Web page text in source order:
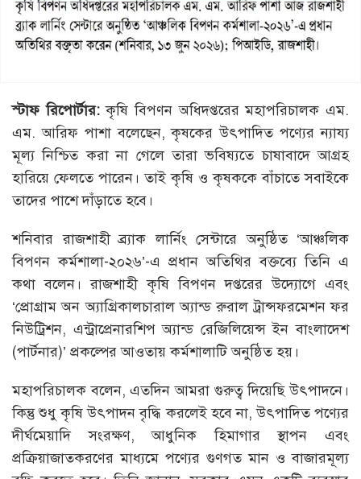
স্টাফ রিপোর্টার:কৃষি বিপণন অধিদপ্তরের মহাপরিচালক এম.
এম. আরিফ পাশা বলেছেন, কৃষকের উৎপাদিত পণ্যের ন্যায্য
মূল্য নিশ্চিত করা না গেলে তারা ভবিষ্যতে চাষাবাদে আগ্রহ
হারিয়ে ফেলতে পারেন। তাই কৃষি ও কৃষককে বাঁচাতে সবাইকে
তাদের পাশে দাঁড়াতে হবে।
শনিবার রাজশাহী ব্র্যাক লার্নিং সেন্টারে অনুষ্ঠিত ‘আঞ্চলিক
বিপণন কর্মশালা-২০২৬’-এ প্রধান অতিথির বক্তব্যে তিনি এ
কথা বলেন। রাজশাহী কৃষি বিপণন দপ্তরের উদ্যোগে এবং
‘প্রোগ্রাম অন অ্যাগ্রিকালচারাল অ্যান্ড রুরাল ট্রান্সফরমেশন ফর
নিউট্রিশন, এন্ট্রাপ্রেনারশিপ অ্যান্ড রেজিলিয়েন্স ইন বাংলাদেশ
(পার্টনার)’ প্রকল্পের আওতায় কর্মশালাটি অনুষ্ঠিত হয়।
মহাপরিচালক বলেন, এতদিন আমরা গুরুত্ব দিয়েছি উৎপাদনে।
কিন্তু শুধু কৃষি উৎপাদন বৃদ্ধি করলেই হবে না, উৎপাদিত পণ্যের
দীর্ঘমেয়াদি সংরক্ষণ, আধুনিক হিমাগার স্থাপন এবং
প্রক্রিয়াজাতকরণের মাধ্যমে পণ্যের গুণগত মান ও বাজারমূল্য